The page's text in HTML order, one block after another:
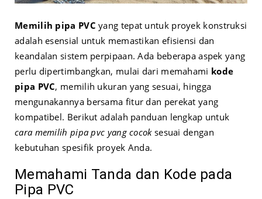
Memilih pipa PVC yang tepat untuk proyek konstruksi
adalah esensial untuk memastikan efisiensi dan
keandalan sistem perpipaan. Ada beberapa aspek yang
perlu dipertimbangkan, mulai dari memahami kode
pipa PVC, memilih ukuran yang sesuai, hingga
mengunakannya bersama fitur dan perekat yang
kompatibel. Berikut adalah panduan lengkap untuk
cara memilih pipa pvc yang cocoksesuai dengan
kebutuhan spesifik proyek Anda.
Memahami Tanda dan Kode pada
Pipa PVC